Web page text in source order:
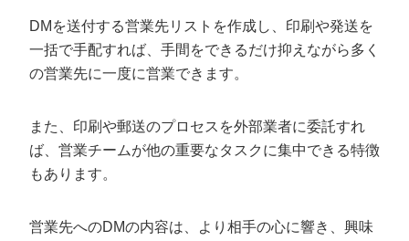
DMを送付する営業先リストを作成し、印刷や発送を
一括で手配すれば、手間をできるだけ抑えながら多く
の営業先に一度に営業できます。
また、印刷や郵送のプロセスを外部業者に委託すれ
ば、営業チームが他の重要なタスクに集中できる特徴
もあります。
営業先へのDMの内容は、より相手の心に響き、興味